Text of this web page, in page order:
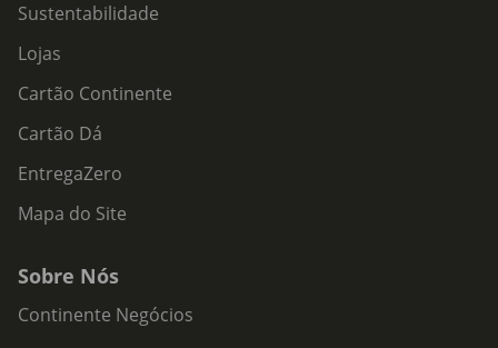
Sustentabilidade
Lojas
Cartão Continente
Cartão Dá
EntregaZero
Mapa do Site
Sobre Nós
Continente Negócios